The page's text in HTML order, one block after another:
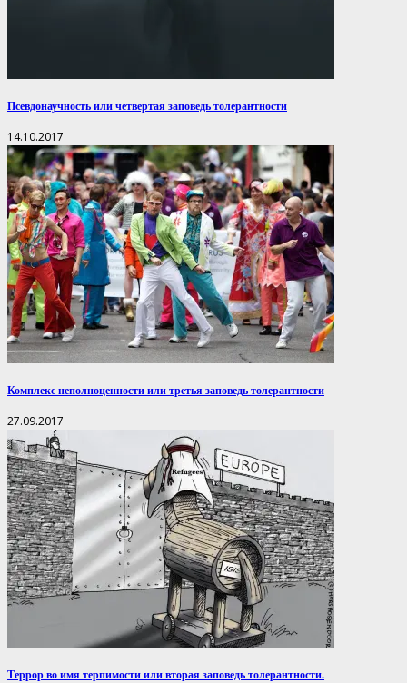
Псевдонаучность или четвертая заповедь толерантности
14.10.2017
Комплекс неполноценности или третья заповедь толерантности
27.09.2017
Террор во имя терпимости или вторая заповедь толерантности.